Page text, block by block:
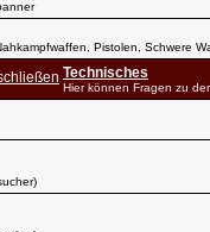
Pistolen, Schwere
Technisches
Hier können Fragen zu